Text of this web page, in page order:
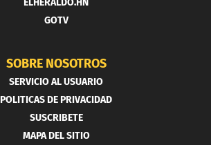
ELHERALDO.HN
GOTV
SOBRE NOSOTROS
SERVICIO AL USUARIO
POLITICAS DE PRIVACIDAD
SUSCRIBETE
MAPA DEL SITIO